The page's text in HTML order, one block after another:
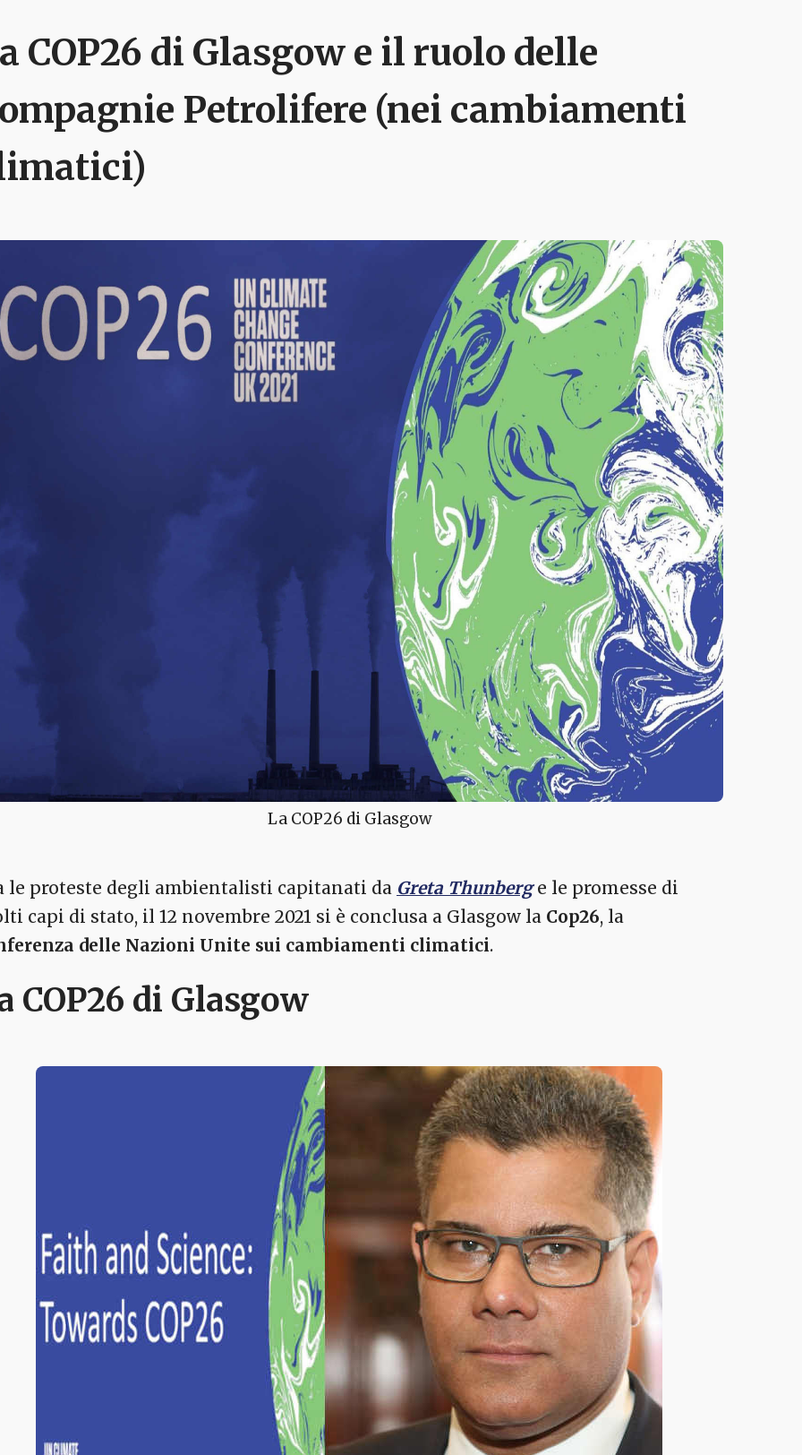
COP26 di Glasgow e il ruolo delle
Petrolifere (nei cambiamenti
La COP26 di Glasgow
le proteste degli ambientalisti capitanati da Greta Thunberge le promesse di
capi di stato, il 12 novembre 2021 si è conclusa a Glasgow la Cop26, la
delle Nazioni Unite sui cambiamenti climatici.
COP26 di Glasgow